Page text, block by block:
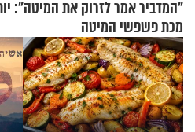
"המדביר אמר לזרוק את המיטה":
מכת פשפשי המיטה